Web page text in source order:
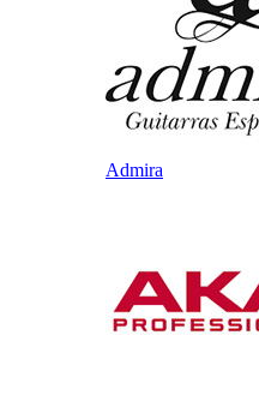
Admira